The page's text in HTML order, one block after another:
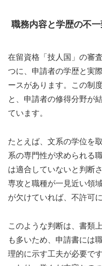
職務内容と学歴の不
在留資格「技人国」の審
つに、申請者の学歴と実
ースがあります。この制
と、申請者の修得分野が
ています。
たとえば、文系の学位を
系の専門性が求められる
は適合していないと判断
専攻と職種が一見近い領
が欠けていれば、不許可
このような判断は、書類
も多いため、申請書には
理的に示す工夫が必要で